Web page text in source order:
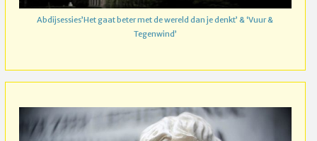
Abdijsessies’Het gaat beter met de wereld dan je denkt’ & ‘Vuur &
Tegenwind’